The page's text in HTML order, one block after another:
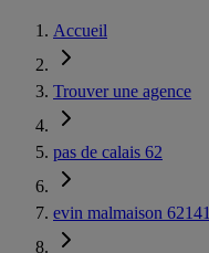
Accueil
Trouver une agence
pas de calais 62
evin malmaison 62141